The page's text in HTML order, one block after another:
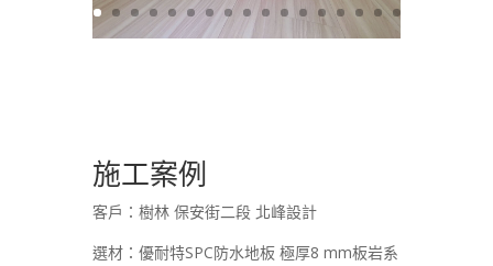
施工案例
客戶：樹林 保安街二段 北峰設計
選材：優耐特SPC防水地板 極厚8 mm板岩系